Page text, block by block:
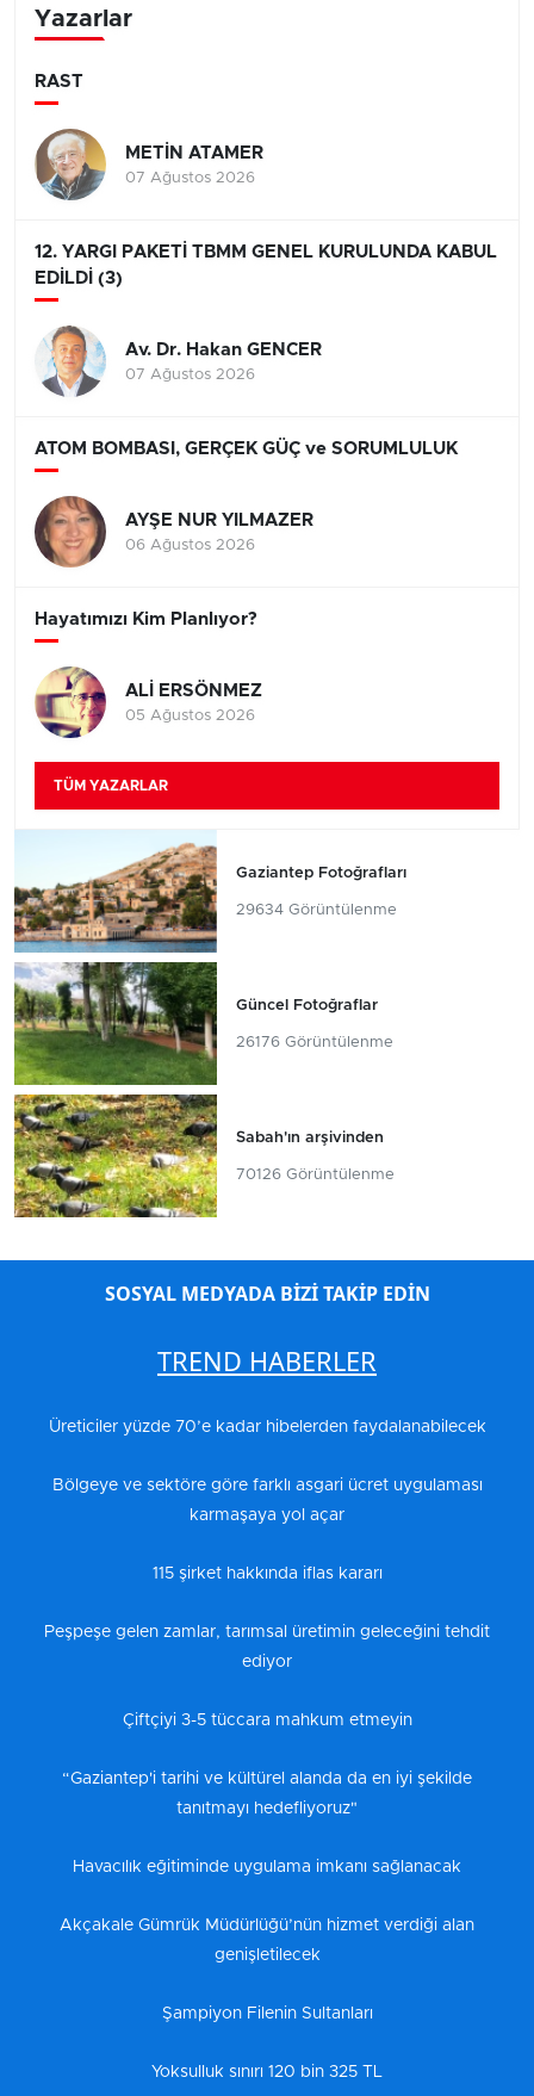
Yazarlar
RAST
METİN ATAMER
07 Ağustos 2026
12. YARGI PAKETİ TBMM GENEL KURULUNDA KABUL
EDİLDİ (3)
Av. Dr. Hakan GENCER
07 Ağustos 2026
ATOM BOMBASI, GERÇEK GÜÇ ve SORUMLULUK
AYŞE NUR YILMAZER
06 Ağustos 2026
Hayatımızı Kim Planlıyor?
ALİ ERSÖNMEZ
05 Ağustos 2026
TÜM YAZARLAR
Gaziantep Fotoğrafları
29634 Görüntülenme
Güncel Fotoğraflar
26176 Görüntülenme
Sabah'ın arşivinden
70126 Görüntülenme
SOSYAL MEDYADA BİZİ TAKİP EDİN
TREND HABERLER
Üreticiler yüzde 70’e kadar hibelerden faydalanabilecek
Bölgeye ve sektöre göre farklı asgari ücret uygulaması
karmaşaya yol açar
115 şirket hakkında iflas kararı
Peşpeşe gelen zamlar, tarımsal üretimin geleceğini tehdit
ediyor
Çiftçiyi 3-5 tüccara mahkum etmeyin
“Gaziantep'i tarihi ve kültürel alanda da en iyi şekilde
tanıtmayı hedefliyoruz"
Havacılık eğitiminde uygulama imkanı sağlanacak
Akçakale Gümrük Müdürlüğü’nün hizmet verdiği alan
genişletilecek
Şampiyon Filenin Sultanları
Yoksulluk sınırı 120 bin 325 TL